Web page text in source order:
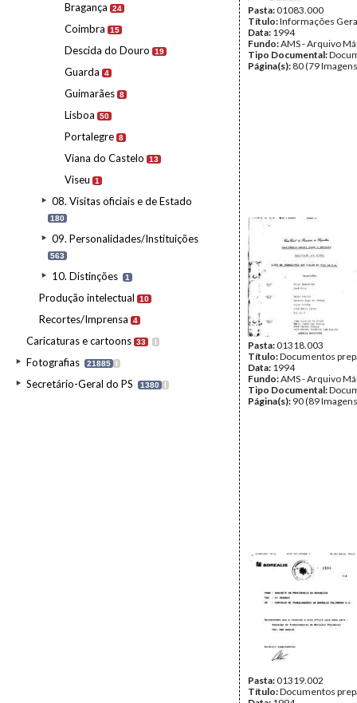
Bragança 24
Coimbra 15
Descida do Douro 19
Guarda 4
Guimarães 8
Lisboa 50
Portalegre 8
Viana do Castelo 13
Viseu 1
08. Visitas oficiais e de Estado
180
09. Personalidades/Instituições
563
10. Distinções 1
Produção intelectual 10
Recortes/Imprensa 4
Caricaturas e cartoons 33 I
Fotografias 21885 I
Secretário-Geral do PS 1380 I
Pasta:01083.000
Título:Informações
Data: 1994
Fundo:AMS - Arquivo
Tipo Documental:
Página(s): 80 (79
Pasta:01318.003
Título:Documentos
Data: 1994
Fundo:AMS - Arquivo
Tipo Documental:
Página(s): 90 (89
Pasta:01319.002
Título:Documentos